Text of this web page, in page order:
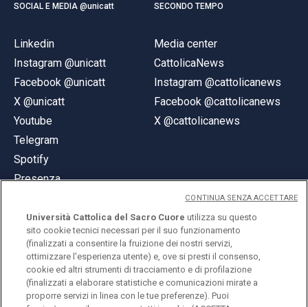
SOCIAL E MEDIA @unicatt
Linkedin
Instagram @unicatt
Facebook @unicatt
X @unicatt
Youtube
Telegram
Spotify
Presenza
SECONDO TEMPO
Media center
CattolicaNews
Instagram @cattolicanews
Facebook @cattolicanews
X @cattolicanews
© Università Cattolica del Sacro Cuore
Largo A. Gemelli 1, 20123 Milano
Università Cattolica del Sacro Cuore utilizza su questo
sito cookie tecnici necessari per il suo funzionamento
(finalizzati a consentire la fruizione dei nostri servizi,
ottimizzare l'esperienza utente) e, ove si presti il consenso,
cookie ed altri strumenti di tracciamento e di profilazione
(finalizzati a elaborare statistiche e comunicazioni mirate a
proporre servizi in linea con le tue preferenze). Puoi
CONTINUA SENZA ACCETTARE